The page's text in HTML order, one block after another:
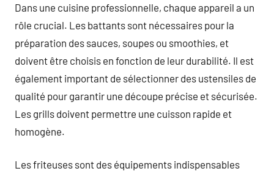
Dans une cuisine professionnelle, chaque appareil a un
rôle crucial. Les battants sont nécessaires pour la
préparation des sauces, soupes ou smoothies, et
doivent être choisis en fonction de leur durabilité. Il est
également important de sélectionner des ustensiles de
qualité pour garantir une découpe précise et sécurisée.
Les grills doivent permettre une cuisson rapide et
homogène.
Les friteuses sont des équipements indispensables